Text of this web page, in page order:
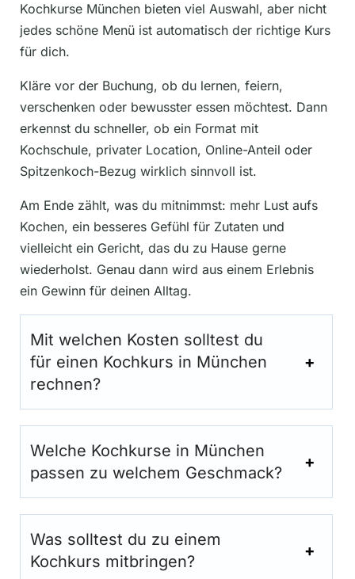
Kochkurse München bieten viel Auswahl, aber nicht
jedes schöne Menü ist automatisch der richtige Kurs
für dich.
Kläre vor der Buchung, ob du lernen, feiern,
verschenken oder bewusster essen möchtest. Dann
erkennst du schneller, ob ein Format mit
Kochschule, privater Location, Online-Anteil oder
Spitzenkoch-Bezug wirklich sinnvoll ist.
Am Ende zählt, was du mitnimmst: mehr Lust aufs
Kochen, ein besseres Gefühl für Zutaten und
vielleicht ein Gericht, das du zu Hause gerne
wiederholst. Genau dann wird aus einem Erlebnis
ein Gewinn für deinen Alltag.
Mit welchen Kosten solltest du
für einen Kochkurs in München
rechnen?
Welche Kochkurse in München
passen zu welchem Geschmack?
Was solltest du zu einem
Kochkurs mitbringen?